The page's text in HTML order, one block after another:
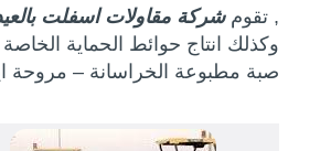
, تقومشركة مقاولات اسفلت
وكذلك انتاج حوائط الحماية
صبة مطبوعة الخراسانة –